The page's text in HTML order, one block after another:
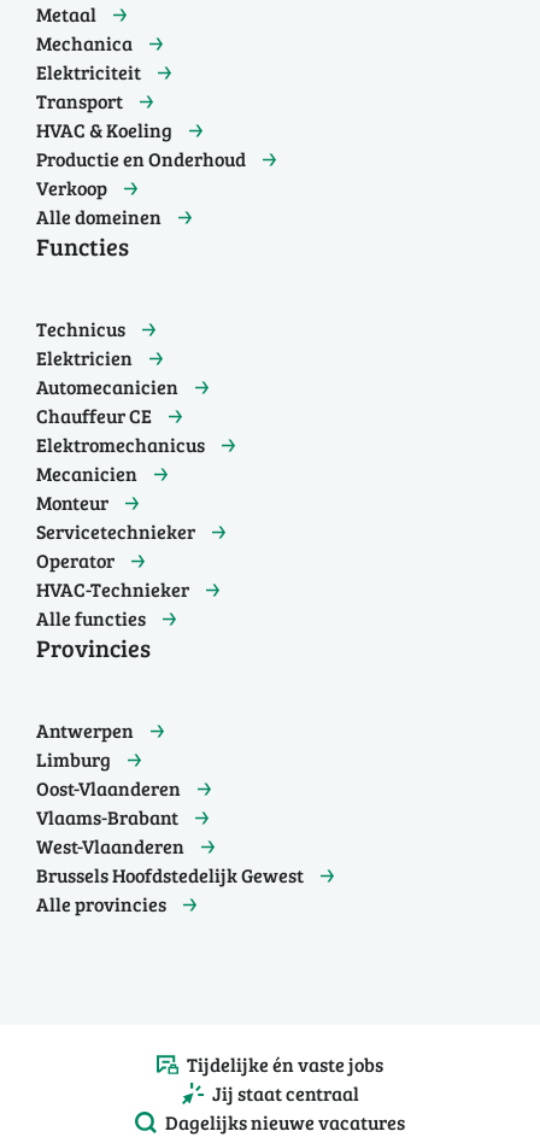
Metaal
Mechanica
Elektriciteit
Transport
HVAC & Koeling
Productie en Onderhoud
Verkoop
Alle domeinen
Functies
Technicus
Elektricien
Automecanicien
Chauffeur CE
Elektromechanicus
Mecanicien
Monteur
Servicetechnieker
Operator
HVAC-Technieker
Alle functies
Provincies
Antwerpen
Limburg
Oost-Vlaanderen
Vlaams-Brabant
West-Vlaanderen
Brussels Hoofdstedelijk Gewest
Alle provincies
Tijdelijke én vaste jobs
Jij staat centraal
Dagelijks nieuwe vacatures